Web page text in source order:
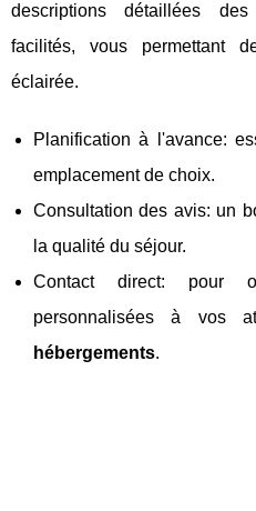
descriptions détaillées
facilités, vous permettant
éclairée.
Planification à l'avance:
emplacement de choix.
Consultation des avis: un
la qualité du séjour.
Contact direct: pour
personnalisées à vos
hébergements.